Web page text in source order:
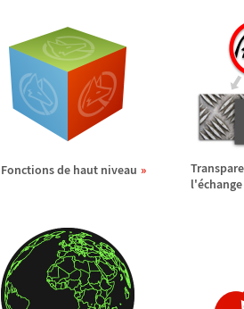
Fonctions de haut niveau
l'é